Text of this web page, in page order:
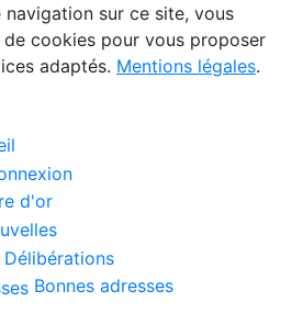
sur ce site, vous
cookies pour vous proposer
adaptés. Mentions légales.
d'or
Délibérations
Bonnes adresses